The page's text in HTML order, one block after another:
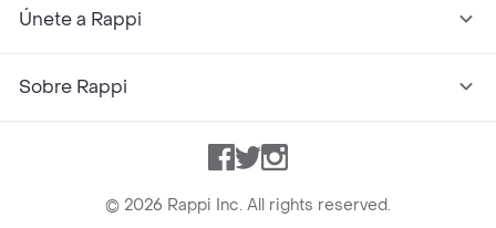
Únete a Rappi
Sobre Rappi
Facebook
TwitterInstagram
© 2026 Rappi Inc. All rights reserved.